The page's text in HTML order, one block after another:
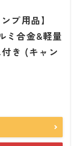
プ用品】
ミ合金&軽量
付き (キャン